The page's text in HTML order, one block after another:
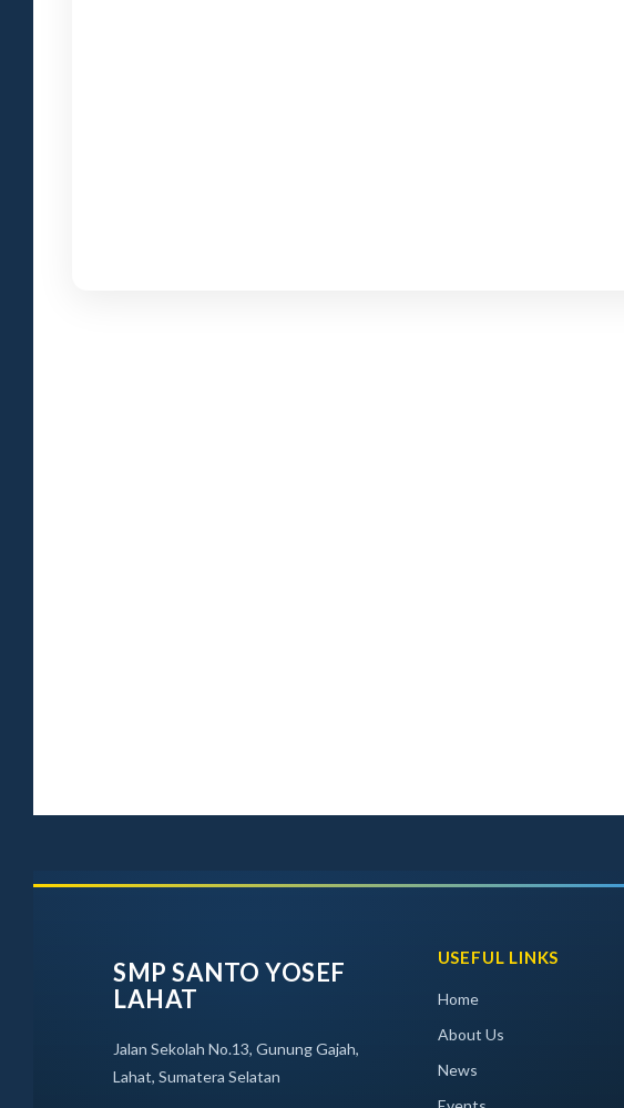
SMP SANTO YOSEF
LAHAT
Jalan Sekolah No.13, Gunung Gajah,
Lahat, Sumatera Selatan
USEFUL LINKS
Home
About Us
News